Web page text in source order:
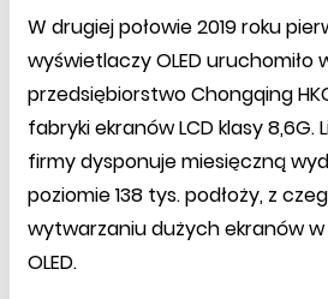
W drugiej połowie 2019 roku
wyświetlaczy OLED uruchomiło
przedsiębiorstwo Chongqing
fabryki ekranów LCD klasy 8,6G.
firmy dysponuje miesięczną
poziomie 138 tys. podłoży, z
wytwarzaniu dużych ekranów w
OLED.